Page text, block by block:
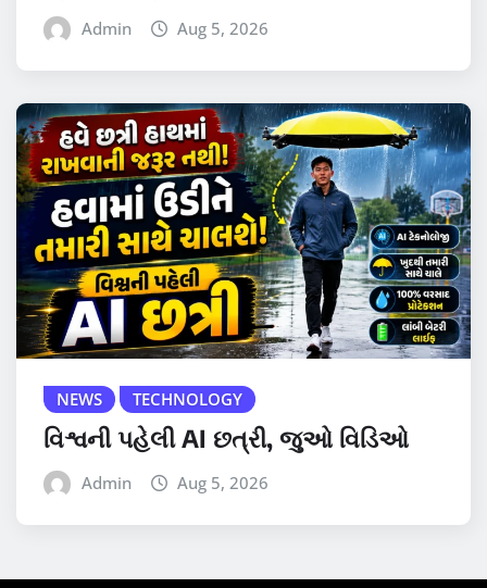
Admin Aug 5, 2026
NEWS TECHNOLOGY
વિશ્વની પહેલી AI છત્રી, જુઓ વિડિઓ
Admin Aug 5, 2026